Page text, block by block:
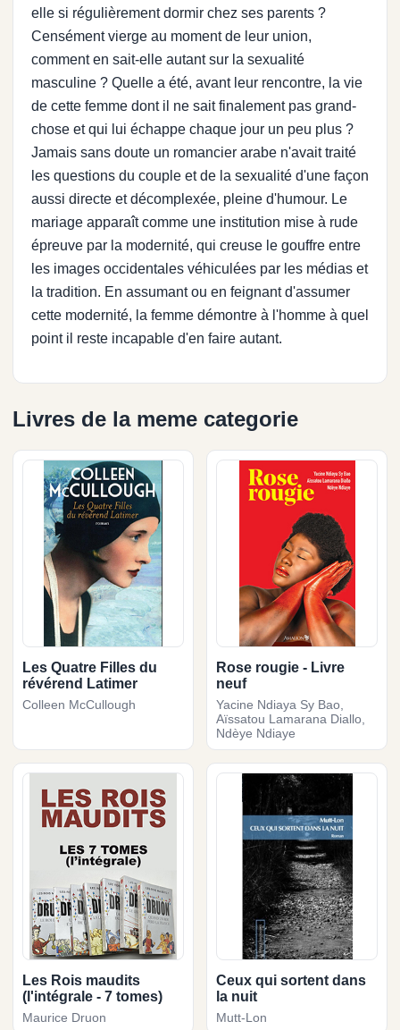
elle si régulièrement dormir chez ses parents ?
Censément vierge au moment de leur union,
comment en sait-elle autant sur la sexualité
masculine ? Quelle a été, avant leur rencontre, la vie
de cette femme dont il ne sait finalement pas grand-
chose et qui lui échappe chaque jour un peu plus ?
Jamais sans doute un romancier arabe n'avait traité
les questions du couple et de la sexualité d'une façon
aussi directe et décomplexée, pleine d'humour. Le
mariage apparaît comme une institution mise à rude
épreuve par la modernité, qui creuse le gouffre entre
les images occidentales véhiculées par les médias et
la tradition. En assumant ou en feignant d'assumer
cette modernité, la femme démontre à l'homme à quel
point il reste incapable d'en faire autant.
Livres de la meme categorie
Les Quatre Filles du
révérend Latimer
Colleen McCullough
Rose rougie - Livre
neuf
Yacine Ndiaya Sy Bao,
Aïssatou Lamarana Diallo,
Ndèye Ndiaye
Les Rois maudits
(l'intégrale - 7 tomes)
Maurice Druon
Ceux qui sortent dans
la nuit
Mutt-Lon